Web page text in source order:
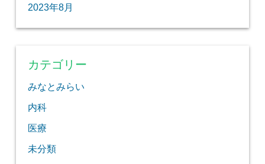
2023年8月
カテゴリー
みなとみらい
内科
医療
未分類